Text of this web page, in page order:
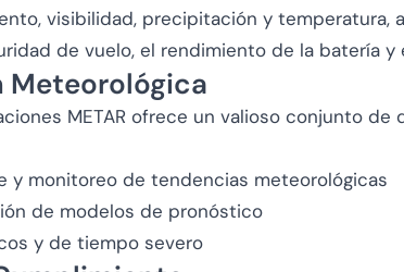
visibilidad, precipitación y temperatura,
de vuelo, el rendimiento de la batería y
Meteorológica
METAR ofrece un valioso conjunto de
y monitoreo de tendencias meteorológicas
de modelos de pronóstico
y de tiempo severo